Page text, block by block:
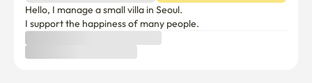
위반으로 인해 손해가 발생하면 임차인에게 보상금이 청구됩니다.
👉 음식물 쓰레기, 일반 쓰레기, 재활용품은 올바르게 처리해 주시
기 바랍니다.
Hello, I manage a small villa in Seoul.
I support the happiness of many people.